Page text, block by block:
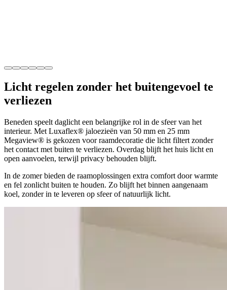
Licht regelen zonder het buitengevoel te
verliezen
Beneden speelt daglicht een belangrijke rol in de sfeer van het
interieur. Met Luxaflex® jaloezieën van 50 mm en 25 mm
Megaview® is gekozen voor raamdecoratie die licht filtert zonder
het contact met buiten te verliezen. Overdag blijft het huis licht en
open aanvoelen, terwijl privacy behouden blijft.
In de zomer bieden de raamoplossingen extra comfort door warmte
en fel zonlicht buiten te houden. Zo blijft het binnen aangenaam
koel, zonder in te leveren op sfeer of natuurlijk licht.